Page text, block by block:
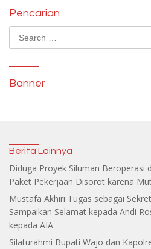
Pencarian
Search
for:
Banner
Berita Lainnya
Diduga Proyek Siluman Beroperasi
Paket Pekerjaan Disorot karena
Mustafa Akhiri Tugas sebagai
Sampaikan Selamat kepada Andi
kepada AIA
Silaturahmi Bupati Wajo dan